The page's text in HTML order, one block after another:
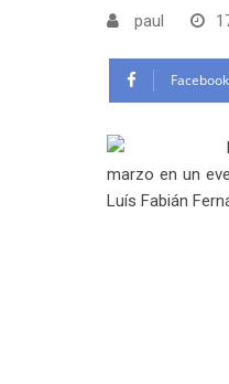
paul
Facebook
marzo en un
Luís Fabián